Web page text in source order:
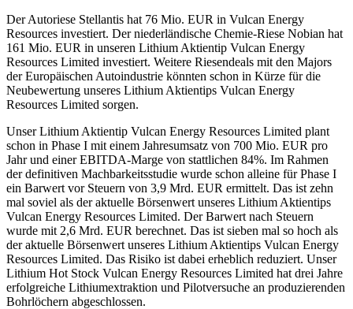
Der Autoriese Stellantis hat 76 Mio. EUR in Vulcan Energy
Resources investiert. Der niederländische Chemie-Riese Nobian hat
161 Mio. EUR in unseren Lithium Aktientip Vulcan Energy
Resources Limited investiert. Weitere Riesendeals mit den Majors
der Europäischen Autoindustrie könnten schon in Kürze für die
Neubewertung unseres Lithium Aktientips Vulcan Energy
Resources Limited sorgen.
Unser Lithium Aktientip Vulcan Energy Resources Limited plant
schon in Phase I mit einem Jahresumsatz von 700 Mio. EUR pro
Jahr und einer EBITDA-Marge von stattlichen 84%. Im Rahmen
der definitiven Machbarkeitsstudie wurde schon alleine für Phase I
ein Barwert vor Steuern von 3,9 Mrd. EUR ermittelt. Das ist zehn
mal soviel als der aktuelle Börsenwert unseres Lithium Aktientips
Vulcan Energy Resources Limited. Der Barwert nach Steuern
wurde mit 2,6 Mrd. EUR berechnet. Das ist sieben mal so hoch als
der aktuelle Börsenwert unseres Lithium Aktientips Vulcan Energy
Resources Limited. Das Risiko ist dabei erheblich reduziert. Unser
Lithium Hot Stock Vulcan Energy Resources Limited hat drei Jahre
erfolgreiche Lithiumextraktion und Pilotversuche an produzierenden
Bohrlöchern abgeschlossen.